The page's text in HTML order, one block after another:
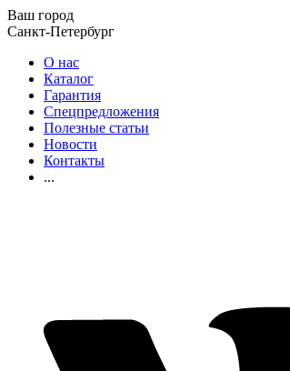
Ваш город
Санкт-Петербург
О нас
Каталог
Гарантия
Спецпредложения
Полезные статьи
Новости
Контакты
...